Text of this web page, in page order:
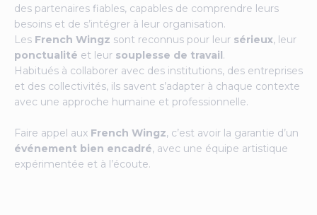
des partenaires fiables, capables de comprendre leurs
besoins et de s’intégrer à leur organisation.
Les French Wingz sont reconnus pour leur sérieux, leur
ponctualité et leur souplesse de travail.
Habitués à collaborer avec des institutions, des entreprises
et des collectivités, ils savent s’adapter à chaque contexte
avec une approche humaine et professionnelle.
Faire appel aux French Wingz, c’est avoir la garantie d’un
événement bien encadré, avec une équipe artistique
expérimentée et à l’écoute.